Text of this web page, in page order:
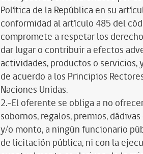
Política de la República en su
conformidad al artículo 485 del
compromete a respetar los
dar lugar o contribuir a efectos
actividades, productos o servicios,
de acuerdo a los Principios
Naciones Unidas.
2.-El oferente se obliga a no
sobornos, regalos, premios,
y/o monto, a ningún funcionario
de licitación pública, ni con la